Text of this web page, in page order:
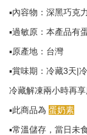
▪️內容物：深黑巧克
▪️過敏原：本產品有
▪️原產地：台灣
▪️賞味期：冷藏3天|
冷藏解凍兩小時再享
▪️此商品為 蛋奶素
▪️常溫儲存，當日未